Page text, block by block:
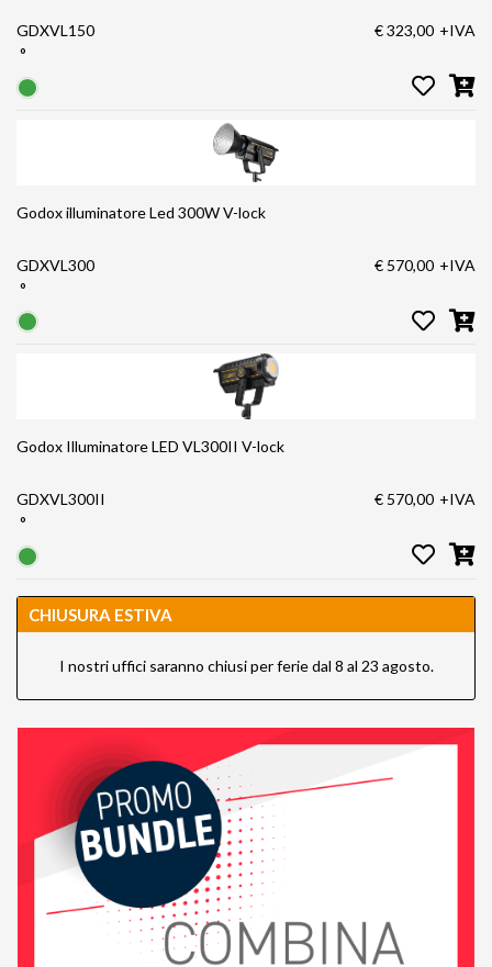
GDXVL150
°
€ 323,00 +IVA
Godox illuminatore Led 300W V-lock
GDXVL300
°
€ 570,00 +IVA
Godox Illuminatore LED VL300II V-lock
GDXVL300II
°
€ 570,00 +IVA
CHIUSURA ESTIVA
I nostri uffici saranno chiusi per ferie dal 8 al 23 agosto.